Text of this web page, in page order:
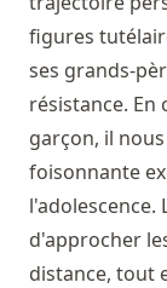
figures
ses grands-
résistance.
garçon, il
foisonnante
d'approcher
distance, tout